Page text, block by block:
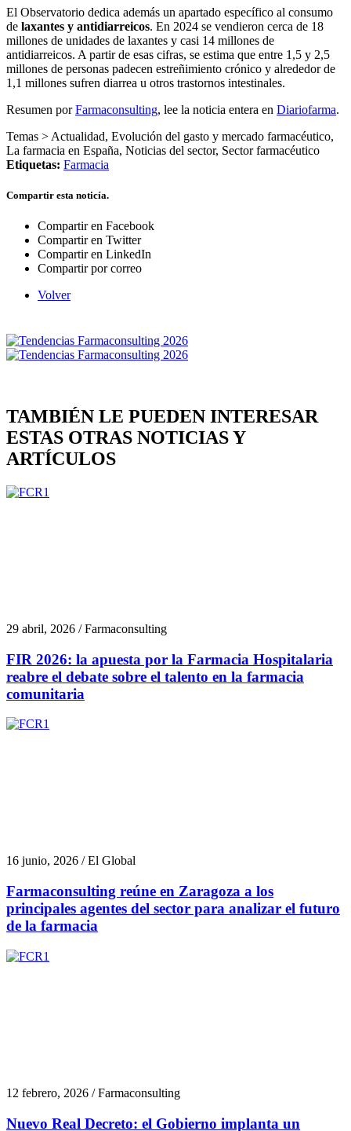
El Observatorio dedica además un apartado específico al consumo
de laxantes y antidiarreicos. En 2024 se vendieron cerca de 18
millones de unidades de laxantes y casi 14 millones de
antidiarreicos. A partir de esas cifras, se estima que entre 1,5 y 2,5
millones de personas padecen estreñimiento crónico y alrededor de
1,1 millones sufren diarrea u otros trastornos intestinales.
Resumen porFarmaconsulting, lee la noticia entera en Diariofarma.
Temas > Actualidad, Evolución del gasto y mercado farmacéutico,
La farmacia en España, Noticias del sector, Sector farmacéutico
Etiquetas: Farmacia
Compartir esta noticía.
Compartir en Facebook
Compartir en Twitter
Compartir en LinkedIn
Compartir por correo
Volver
TAMBIÉN LE PUEDEN INTERESAR
ESTAS OTRAS NOTICIAS Y
ARTÍCULOS
29 abril, 2026 / Farmaconsulting
FIR 2026: la apuesta por la Farmacia Hospitalaria
reabre el debate sobre el talento en la farmacia
comunitaria
16 junio, 2026 / El Global
Farmaconsulting reúne en Zaragoza a los
principales agentes del sector para analizar el futuro
de la farmacia
12 febrero, 2026 / Farmaconsulting
Nuevo Real Decreto: el Gobierno implanta un